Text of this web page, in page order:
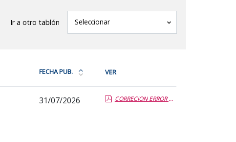
Ir a otro tablón Seleccionar tablón
FECHA PUB.
Ordena
la
VER
31/07/2026 CORRECION ERROR RR BOLSA EMPLEO TS COMUNICACION.report.pdf.pdf